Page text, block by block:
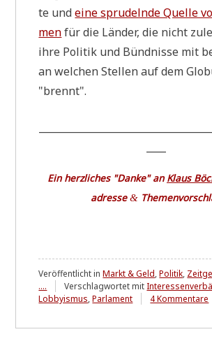
te undeine spru­deln­de Quel­le
menfür die Län­der, die nicht
ihre Poli­tik und Bünd­nis­se mit
an wel­chen Stel­len auf dem
"brennt".
Ein herz­li­ches "Dan­ke" an Klaus
adres­se&
Veröffentlicht inMarkt & Geld,Politik,
....
Verschlagwortet mit
Lobbyismus,Parlament 4 Kommentare